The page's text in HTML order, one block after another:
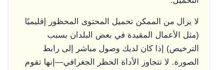
لا يزال من الممكن تحميل المحتوى المحظور إقليميًا
(مثل الأعمال المقيدة في بعض البلدان بسبب
الترخيص) إذا كان لديك وصول مباشر إلى رابط
الصورة. لا تتجاوز الأداة الحظر الجغرافي—إنها تقوم